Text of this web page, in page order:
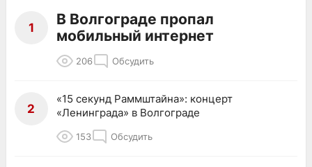
1
В Волгограде пропал
мобильный интернет
206 Обсудить
2
«15 секунд Раммштайна»: концерт
«Ленинграда» в Волгограде
153 Обсудить